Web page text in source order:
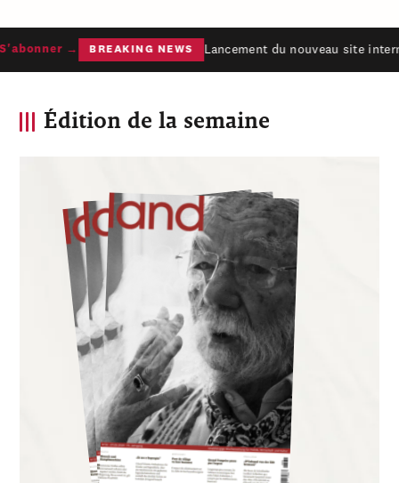
→ BREAKING NEWS Lancement du nouveau site
Édition de la semaine